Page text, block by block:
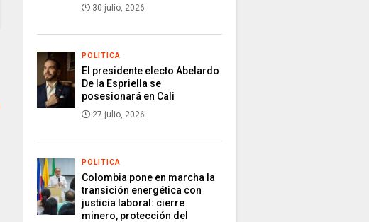
30 julio, 2026
POLITICA
El presidente electo Abelardo
De la Espriella se
posesionará en Cali
27 julio, 2026
POLITICA
Colombia pone en marcha la
transición energética con
justicia laboral: cierre
minero, protección del